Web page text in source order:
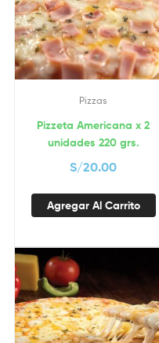
Pizzas
Pizzeta Americana x 2
unidades 220 grs.
S/20.00
Agregar Al Carrito